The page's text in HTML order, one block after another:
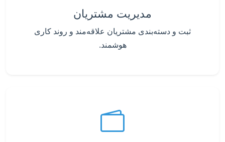
مدیریت مشتریان
ثبت و دسته‌بندی مشتریان علاقه‌مند و روند کاری
هوشمند.